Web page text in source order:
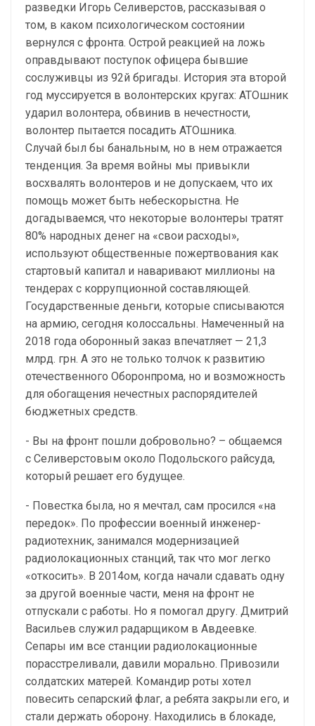
разведки Игорь Селиверстов, рассказывая о
том, в каком психологическом состоянии
вернулся с фронта. Острой реакцией на ложь
оправдывают поступок офицера бывшие
сослуживцы из 92й бригады. История эта второй
год муссируется в волонтерских кругах: АТОшник
ударил волонтера, обвинив в нечестности,
волонтер пытается посадить АТОшника.
Случай был бы банальным, но в нем отражается
тенденция. За время войны мы привыкли
восхвалять волонтеров и не допускаем, что их
помощь может быть небескорыстна. Не
догадываемся, что некоторые волонтеры тратят
80% народных денег на «свои расходы»,
используют общественные пожертвования как
стартовый капитал и наваривают миллионы на
тендерах с коррупционной составляющей.
Государственные деньги, которые списываются
на армию, сегодня колоссальны. Намеченный на
2018 года оборонный заказ впечатляет — 21,3
млрд. грн. А это не только толчок к развитию
отечественного Оборонпрома, но и возможность
для обогащения нечестных распорядителей
бюджетных средств.
- Вы на фронт пошли добровольно? – общаемся
с Селиверстовым около Подольского райсуда,
который решает его будущее.
- Повестка была, но я мечтал, сам просился «на
передок». По профессии военный инженер-
радиотехник, занимался модернизацией
радиолокационных станций, так что мог легко
«откосить». В 2014ом, когда начали сдавать одну
за другой военные части, меня на фронт не
отпускали с работы. Но я помогал другу. Дмитрий
Васильев служил радарщиком в Авдеевке.
Сепары им все станции радиолокационные
порасстреливали, давили морально. Привозили
солдатских матерей. Командир роты хотел
повесить сепарский флаг, а ребята закрыли его, и
стали держать оборону. Находились в блокаде,